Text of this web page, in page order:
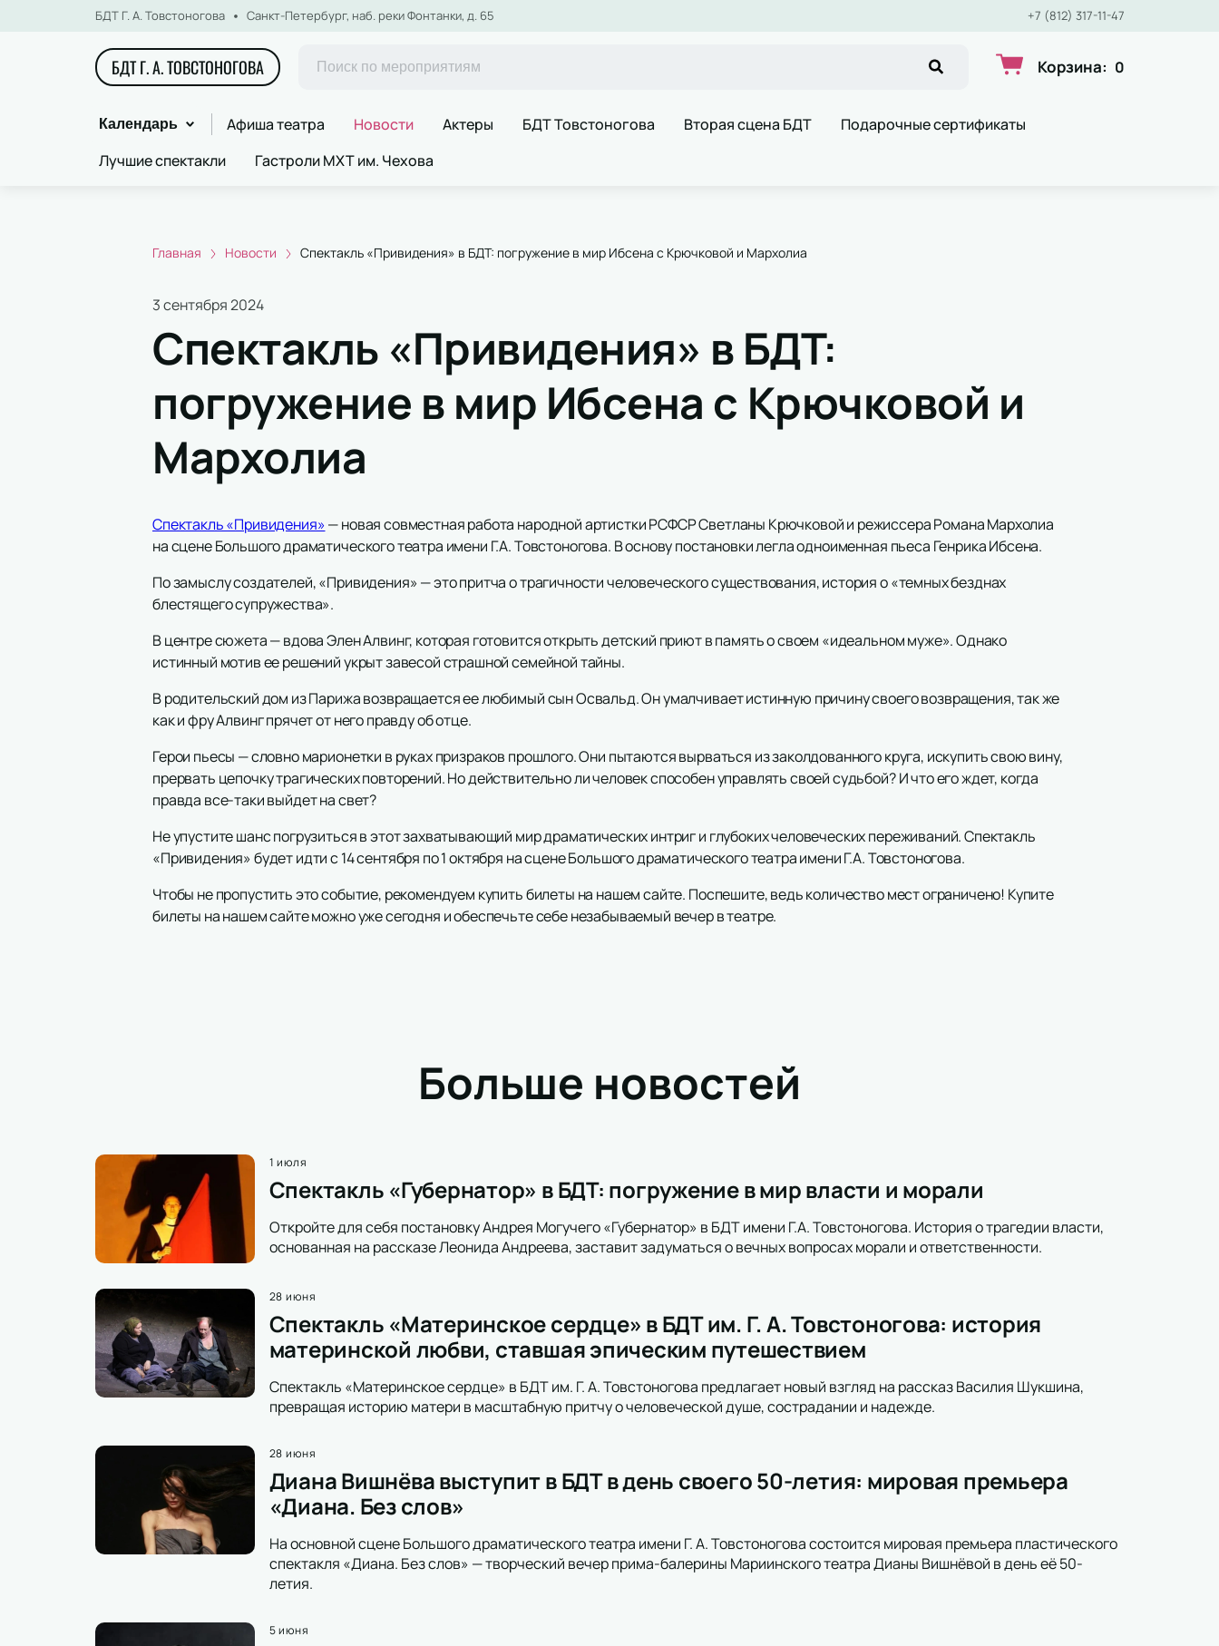
БДТ Г. А. Товстоногова Санкт-Петербург, наб. реки Фонтанки, д. 65 +7 (812) 317-11-47
БДТ Г. А. ТОВСТОНОГОВА Корзина: 0
Календарь Афиша театра Новости Актеры БДТ Товстоногова Вторая сцена БДТ
Подарочные сертификаты
Лучшие спектакли
Гастроли МХТ им. Чехова
Главная Новости Спектакль «Привидения» в БДТ: погружение в мир Ибсена с Крючковой и Мархолиа
3 сентября 2024
Спектакль «Привидения» в БДТ:
погружение в мир Ибсена с Крючковой и
Мархолиа
Спектакль «Привидения»— новая совместная работа народной артистки РСФСР Светланы Крючковой и режиссера Романа Мархолиа
на сцене Большого драматического театра имени Г.А. Товстоногова. В основу постановки легла одноименная пьеса Генрика Ибсена.
По замыслу создателей, «Привидения» — это притча о трагичности человеческого существования, история о «темных безднах
блестящего супружества».
В центре сюжета — вдова Элен Алвинг, которая готовится открыть детский приют в память о своем «идеальном муже». Однако
истинный мотив ее решений укрыт завесой страшной семейной тайны.
В родительский дом из Парижа возвращается ее любимый сын Освальд. Он умалчивает истинную причину своего возвращения, так же
как и фру Алвинг прячет от него правду об отце.
Герои пьесы — словно марионетки в руках призраков прошлого. Они пытаются вырваться из заколдованного круга, искупить свою вину,
прервать цепочку трагических повторений. Но действительно ли человек способен управлять своей судьбой? И что его ждет, когда
правда все-таки выйдет на свет?
Не упустите шанс погрузиться в этот захватывающий мир драматических интриг и глубоких человеческих переживаний. Спектакль
«Привидения» будет идти с 14 сентября по 1 октября на сцене Большого драматического театра имени Г.А. Товстоногова.
Чтобы не пропустить это событие, рекомендуем купить билеты на нашем сайте. Поспешите, ведь количество мест ограничено! Купите
билеты на нашем сайте можно уже сегодня и обеспечьте себе незабываемый вечер в театре.
Больше новостей
1 июля
Спектакль «Губернатор» в БДТ: погружение в мир власти и морали
Откройте для себя постановку Андрея Могучего «Губернатор» в БДТ имени Г.А. Товстоногова. История о трагедии власти,
основанная на рассказе Леонида Андреева, заставит задуматься о вечных вопросах морали и ответственности.
28 июня
Спектакль «Материнское сердце» в БДТ им. Г. А. Товстоногова: история
материнской любви, ставшая эпическим путешествием
Спектакль «Материнское сердце» в БДТ им. Г. А. Товстоногова предлагает новый взгляд на рассказ Василия Шукшина,
превращая историю матери в масштабную притчу о человеческой душе, сострадании и надежде.
28 июня
Диана Вишнёва выступит в БДТ в день своего 50-летия: мировая премьера
«Диана. Без слов»
На основной сцене Большого драматического театра имени Г. А. Товстоногова состоится мировая премьера пластического
спектакля «Диана. Без слов» — творческий вечер прима-балерины Мариинского театра Дианы Вишнёвой в день её 50-
летия.
5 июня